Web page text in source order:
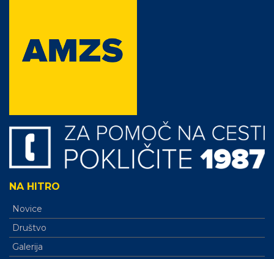
NA HITRO
Novice
Društvo
Galerija